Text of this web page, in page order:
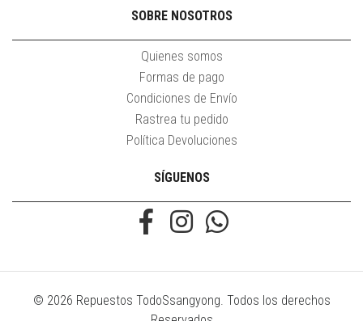
SOBRE NOSOTROS
Quienes somos
Formas de pago
Condiciones de Envío
Rastrea tu pedido
Política Devoluciones
SÍGUENOS
© 2026 Repuestos TodoSsangyong. Todos los derechos